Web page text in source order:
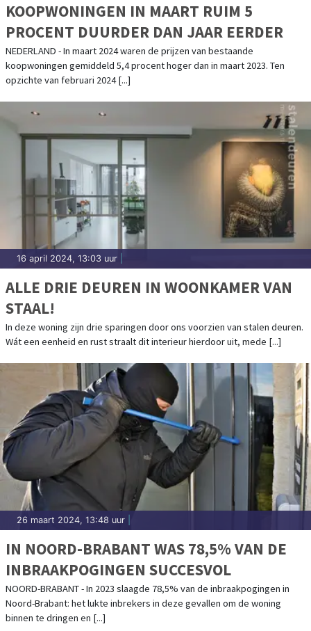
KOOPWONINGEN IN MAART RUIM 5
PROCENT DUURDER DAN JAAR EERDER
NEDERLAND - In maart 2024 waren de prijzen van bestaande
koopwoningen gemiddeld 5,4 procent hoger dan in maart 2023. Ten
opzichte van februari 2024 [...]
16 april 2024, 13:03 uur
ALLE DRIE DEUREN IN WOONKAMER VAN
STAAL!
In deze woning zijn drie sparingen door ons voorzien van stalen deuren.
Wát een eenheid en rust straalt dit interieur hierdoor uit, mede [...]
26 maart 2024, 13:48 uur
IN NOORD-BRABANT WAS 78,5% VAN DE
INBRAAKPOGINGEN SUCCESVOL
NOORD-BRABANT - In 2023 slaagde 78,5% van de inbraakpogingen in
Noord-Brabant: het lukte inbrekers in deze gevallen om de woning
binnen te dringen en [...]